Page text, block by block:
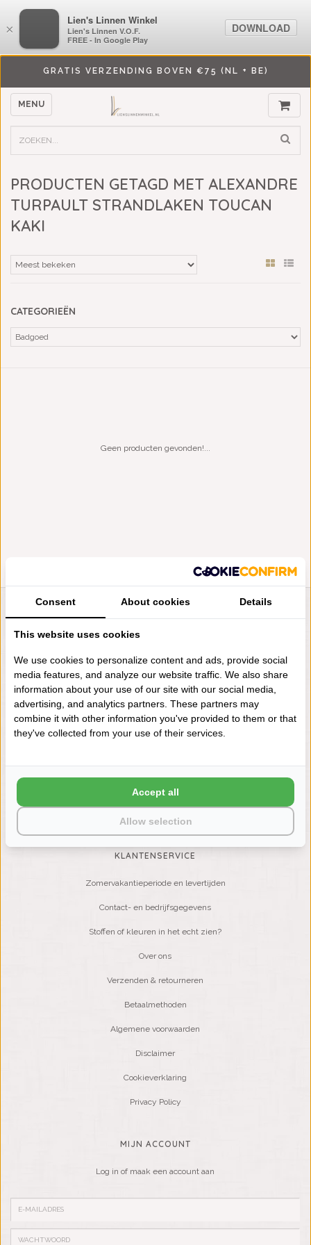
GRATIS VERZENDING BOVEN €75 (NL + BE)
MENU
PRODUCTEN GETAGD MET ALEXANDRE
TURPAULT STRANDLAKEN TOUCAN
KAKI
CATEGORIEËN
Geen producten gevonden!...
LIENSLINNENWINKEL.NL
VRAGEN? BEL DAN
+31 (0) 575 511817
NIEUWSBRIEF
Wilt u op de hoogte blijven?
Word lid van onze mailinglijst:
ABONNEER
KLANTENSERVICE
Zomervakantieperiode en levertijden
Contact- en bedrijfsgegevens
Stoffen of kleuren in het echt zien?
Over ons
Verzenden & retourneren
Betaalmethoden
Algemene voorwaarden
Disclaimer
Cookieverklaring
Privacy Policy
MIJN ACCOUNT
Log in of maak een account aan
×
LiensLinnenwinkel.nl
Lien's Linnen V.O.F.
FREE - In Google Play
DOWNLOAD
Consent About cookies Details
This website uses cookies
We use cookies to personalize content and ads, provide social
media features, and analyze our website traffic. We also share
information about your use of our site with our social media,
advertising, and analytics partners. These partners may
combine it with other information you've provided to them or that
they've collected from your use of their services.
Allow selection
Accept all
×
Lien's Linnen Winkel
Lien's Linnen V.O.F.
FREE - In Google Play
DOWNLOAD